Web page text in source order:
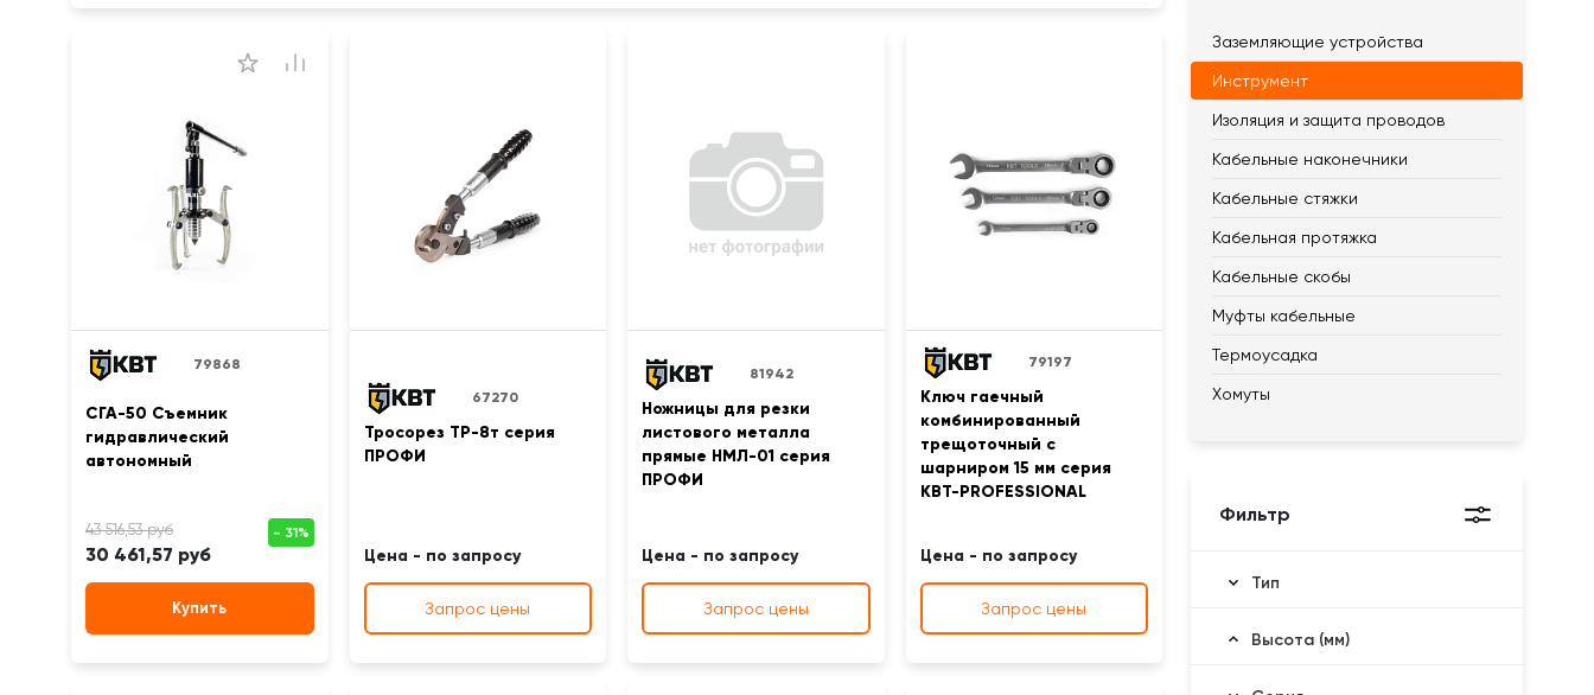
Заземляющие устройства
Инструмент
Изоляция и защита проводов
Кабельные наконечники
Кабельные стяжки
Кабельная протяжка
Кабельные скобы
Муфты кабельные
Термоусадка
Хомуты
Фильтр
Тип
Высота (мм)
79868
СГА-50 Съемник
гидравлический
автономный
30 461,57 руб
Купить
67270
Тросорез ТР-8т серия
ПРОФИ
Цена - по запросу
Запрос цены
81942
Ножницы для резки
листового металла
прямые НМЛ-01 серия
ПРОФИ
Цена - по запросу
Запрос цены
79197
Ключ гаечный
комбинированный
трещоточный с
шарниром 15 мм серия
KBT-PROFESSIONAL
Цена - по запросу
Запрос цены